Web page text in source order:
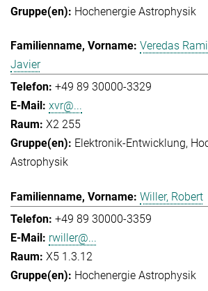
Hochenergie Astrophysik
Veredas
Javier
+49 89 30000-3329
xvr@...
X2 255
Elektronik-Entwicklung
Astrophysik
Willer, Robert
+49 89 30000-3359
rwiller@...
X5 1.3.12
Hochenergie Astrophysik